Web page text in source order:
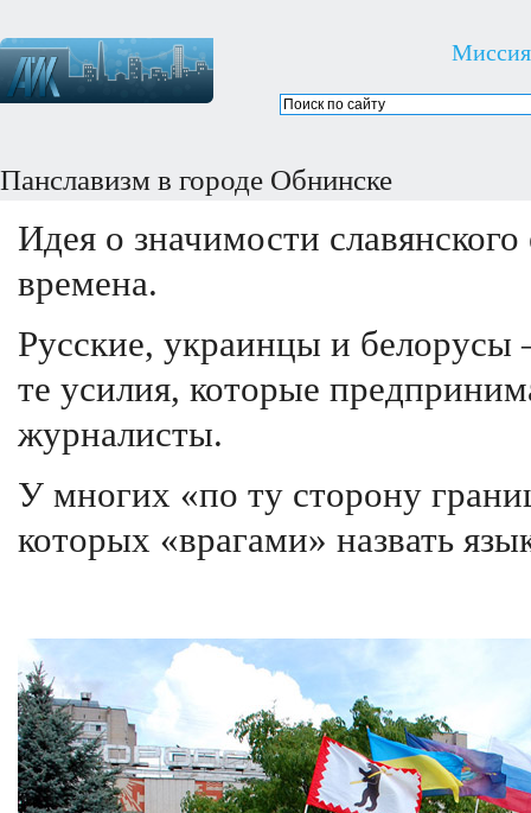
Миссия
Панславизм в городе Обнинске
Идея о значимости
времена.
Русские, украинцы и
те усилия, которые
журналисты.
У многих «по ту сторону
которых «врагами» назвать